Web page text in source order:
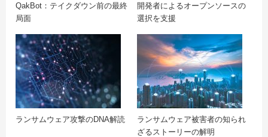
QakBot：テイクダウン前の最終
局面
開発者によるオープンソースの
選択を支援
ランサムウェア攻撃のDNA解読
ランサムウェア被害者の知られ
ざるストーリーの解明